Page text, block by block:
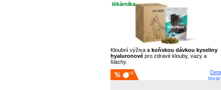
Kloubní výživa s koňskou dávkou kyseliny
hyaluronové pro zdravé klouby, vazy a
šlachy.